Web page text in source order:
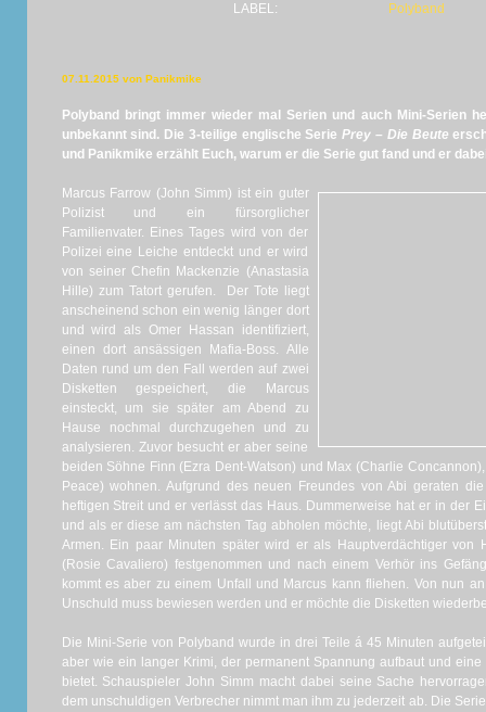
LABEL:
Polyband
07.11.2015 von Panikmike
Polyband bringt immer wieder mal Serien und auch Mini-Serien
unbekannt sind. Die 3-teilige englische SeriePrey – Die Beute
und Panikmike erzählt Euch, warum er die Serie gut fand und er
Marcus Farrow (John Simm) ist ein guter
Polizist und ein fürsorglicher
Familienvater. Eines Tages wird von der
Polizei eine Leiche entdeckt und er wird
von seiner Chefin Mackenzie (Anastasia
Hille) zum Tatort gerufen. Der Tote liegt
anscheinend schon ein wenig länger dort
und wird als Omer Hassan identifiziert,
einen dort ansässigen Mafia-Boss. Alle
Daten rund um den Fall werden auf zwei
Disketten gespeichert, die Marcus
einsteckt, um sie später am Abend zu
Hause nochmal durchzugehen und zu
analysieren. Zuvor besucht er aber seine
beiden Söhne Finn (Ezra Dent-Watson) und Max (Charlie
Peace) wohnen. Aufgrund des neuen Freundes von Abi geraten
heftigen Streit und er verlässt das Haus. Dummerweise hat er in der
und als er diese am nächsten Tag abholen möchte, liegt Abi
Armen. Ein paar Minuten später wird er als Hauptverdächtiger von
(Rosie Cavaliero) festgenommen und nach einem Verhör ins
kommt es aber zu einem Unfall und Marcus kann fliehen. Von nun
Unschuld muss bewiesen werden und er möchte die Disketten
Die Mini-Serie von Polyband wurde in drei Teile á 45 Minuten
aber wie ein langer Krimi, der permanent Spannung aufbaut und
bietet. Schauspieler John Simm macht dabei seine Sache
dem unschuldigen Verbrecher nimmt man ihm zu jederzeit ab. Die